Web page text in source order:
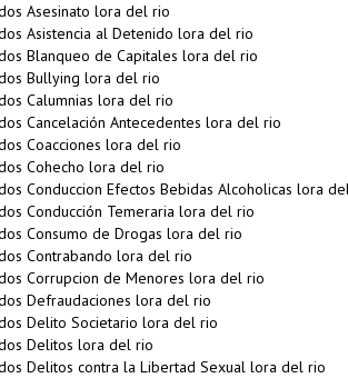
Asesinato lora del rio
Asistencia al Detenido lora del rio
Blanqueo de Capitales lora del rio
Bullying lora del rio
Calumnias lora del rio
Cancelación Antecedentes lora del rio
Coacciones lora del rio
Cohecho lora del rio
Conduccion Efectos Bebidas Alcoholicas lora
Conducción Temeraria lora del rio
Consumo de Drogas lora del rio
Contrabando lora del rio
Corrupcion de Menores lora del rio
Defraudaciones lora del rio
Delito Societario lora del rio
Delitos lora del rio
Delitos contra la Libertad Sexual lora del rio